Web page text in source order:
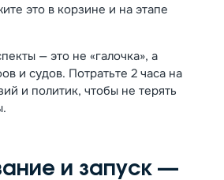
это в корзине и на этапе
— это не «галочка», а
и судов. Потратьте 2 часа на
и политик, чтобы не терять
и запуск —